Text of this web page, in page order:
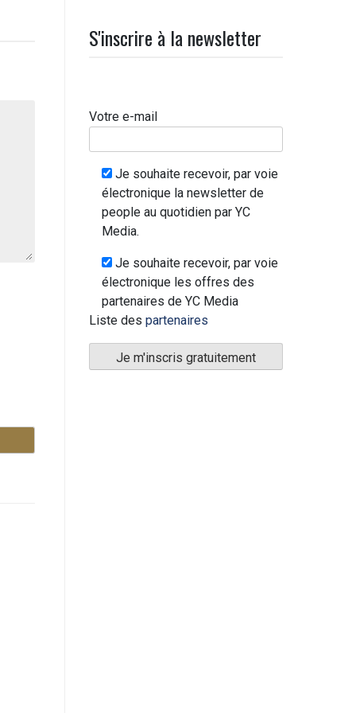
S'inscrire à la newsletter
Votre e-mail
Je souhaite recevoir, par voie
électronique la newsletter de
people au quotidien par YC
Media.
Je souhaite recevoir, par voie
électronique les offres des
partenaires de YC Media
Liste des partenaires